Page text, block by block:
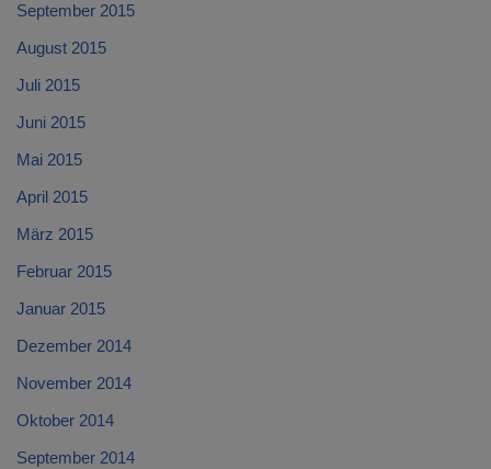
September 2015
August 2015
Juli 2015
Juni 2015
Mai 2015
April 2015
März 2015
Februar 2015
Januar 2015
Dezember 2014
November 2014
Oktober 2014
September 2014